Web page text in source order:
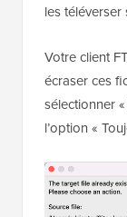
les
Votre client
écraser ces
sélectionner
l’option «